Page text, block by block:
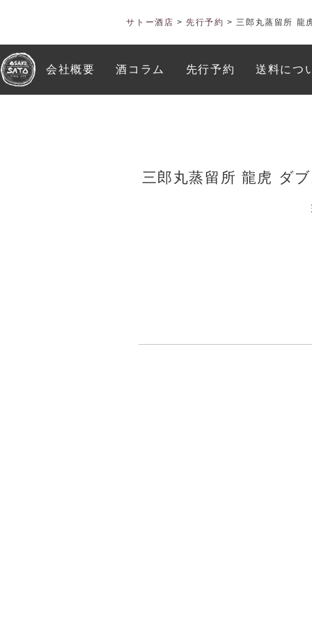
サトー酒店 > 先行予約 >三郎丸蒸留所 龍
会社概要 酒コラム 先行予約 送料につ
三郎丸蒸留所 龍虎 ダ